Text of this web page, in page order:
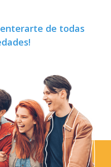
de todas